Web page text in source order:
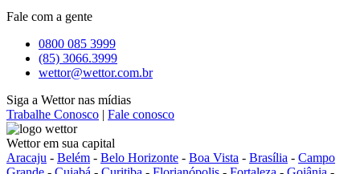
Fale com a gente
0800 085 3999
(85) 3066.3999
wettor@wettor.com.br
Siga a Wettor nas mídias
Trabalhe Conosco | Fale conosco
Wettor em sua capital
Aracaju - Belém - Belo Horizonte - Boa Vista - Brasília - Campo